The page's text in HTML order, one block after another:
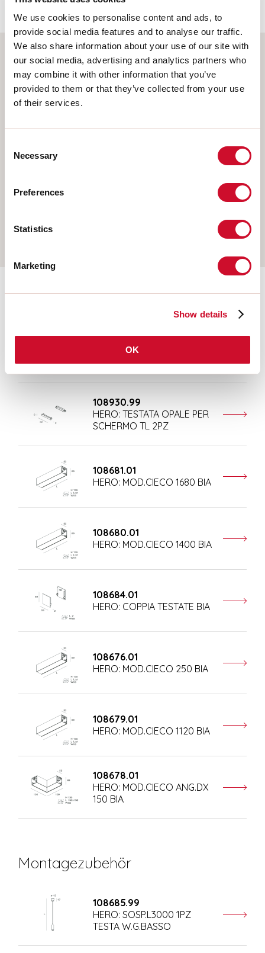
We use cookies to personalise content and ads, to
provide social media features and to analyse our traffic.
We also share information about your use of our site with
our social media, advertising and analytics partners who
may combine it with other information that you’ve
provided to them or that they’ve collected from your use
of their services.
Selection
Necessary
Preferences
Statistics
Marketing
Show details
OK
Wählen Sie Ihr Produkt
MONTAGEART
DECKENMONTAGE
AUFHÄNGELEUCHTEN
SCHIENE
Ergänzendes Zubehör
108677.01
HERO: MOD.CIECO ANG.SX
150 BIA
108930.99
HERO: TESTATA OPALE PER
SCHERMO TL 2PZ
108681.01
HERO: MOD.CIECO 1680 BIA
108680.01
HERO: MOD.CIECO 1400 BIA
108684.01
HERO: COPPIA TESTATE BIA
108676.01
HERO: MOD.CIECO 250 BIA
108679.01
HERO: MOD.CIECO 1120 BIA
108678.01
HERO: MOD.CIECO ANG.DX
150 BIA
Montagezubehör
108685.99
HERO: SOSP.L3000 1PZ
TESTA W.G.BASSO